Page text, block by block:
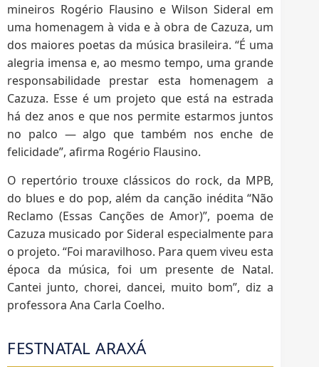
mineiros Rogério Flausino e Wilson Sideral em
uma homenagem à vida e à obra de Cazuza, um
dos maiores poetas da música brasileira. “É uma
alegria imensa e, ao mesmo tempo, uma grande
responsabilidade prestar esta homenagem a
Cazuza. Esse é um projeto que está na estrada
há dez anos e que nos permite estarmos juntos
no palco — algo que também nos enche de
felicidade”, afirma Rogério Flausino.
O repertório trouxe clássicos do rock, da MPB,
do blues e do pop, além da canção inédita “Não
Reclamo (Essas Canções de Amor)”, poema de
Cazuza musicado por Sideral especialmente para
o projeto. “Foi maravilhoso. Para quem viveu esta
época da música, foi um presente de Natal.
Cantei junto, chorei, dancei, muito bom”, diz a
professora Ana Carla Coelho.
FESTNATAL ARAXÁ